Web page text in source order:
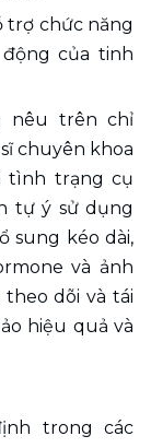
trợ chức năng
của tinh
nêu trên chỉ
chuyên khoa
tình trạng cụ
tự ý sử dụng
sung kéo dài,
và ảnh
dõi và tái
hiệu quả và
trong các